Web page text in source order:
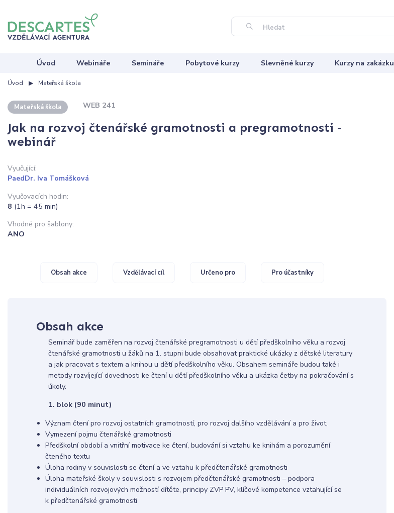
Hledat
Úvod Webináře Semináře Pobytové kurzy Slevněné kurzy Kurzy na zakázku
Úvod Mateřská škola
Mateřská škola WEB 241
Jak na rozvoj čtenářské gramotnosti a pregramotnosti -
webinář
Vyučující:
PaedDr. Iva Tomášková
Vyučovacích hodin:
8 (1h = 45 min)
Vhodné pro šablony:
ANO
Obsah akce Vzdělávací cíl Určeno pro Pro účastníky
Obsah akce
Seminář bude zaměřen na rozvoj čtenářské pregramotnosti u dětí předškolního věku a rozvoj
čtenářské gramotnosti u žáků na 1. stupni bude obsahovat praktické ukázky z dětské literatury
a jak pracovat s textem a knihou u dětí předškolního věku. Obsahem semináře budou také i
metody rozvíjející dovednosti ke čtení u dětí předškolního věku a ukázka četby na pokračování s
úkoly.
1. blok (90 minut)
Význam čtení pro rozvoj ostatních gramotností, pro rozvoj dalšího vzdělávání a pro život,
Vymezení pojmu čtenářské gramotnosti
Předškolní období a vnitřní motivace ke čtení, budování si vztahu ke knihám a porozumění
čteného textu
Úloha rodiny v souvislosti se čtení a ve vztahu k předčtenářské gramotnosti
Úloha mateřské školy v souvislosti s rozvojem předčtenářské gramotnosti – podpora
individuálních rozvojových možností dítěte, principy ZVP PV, klíčové kompetence vztahující se
k předčtenářské gramotnosti